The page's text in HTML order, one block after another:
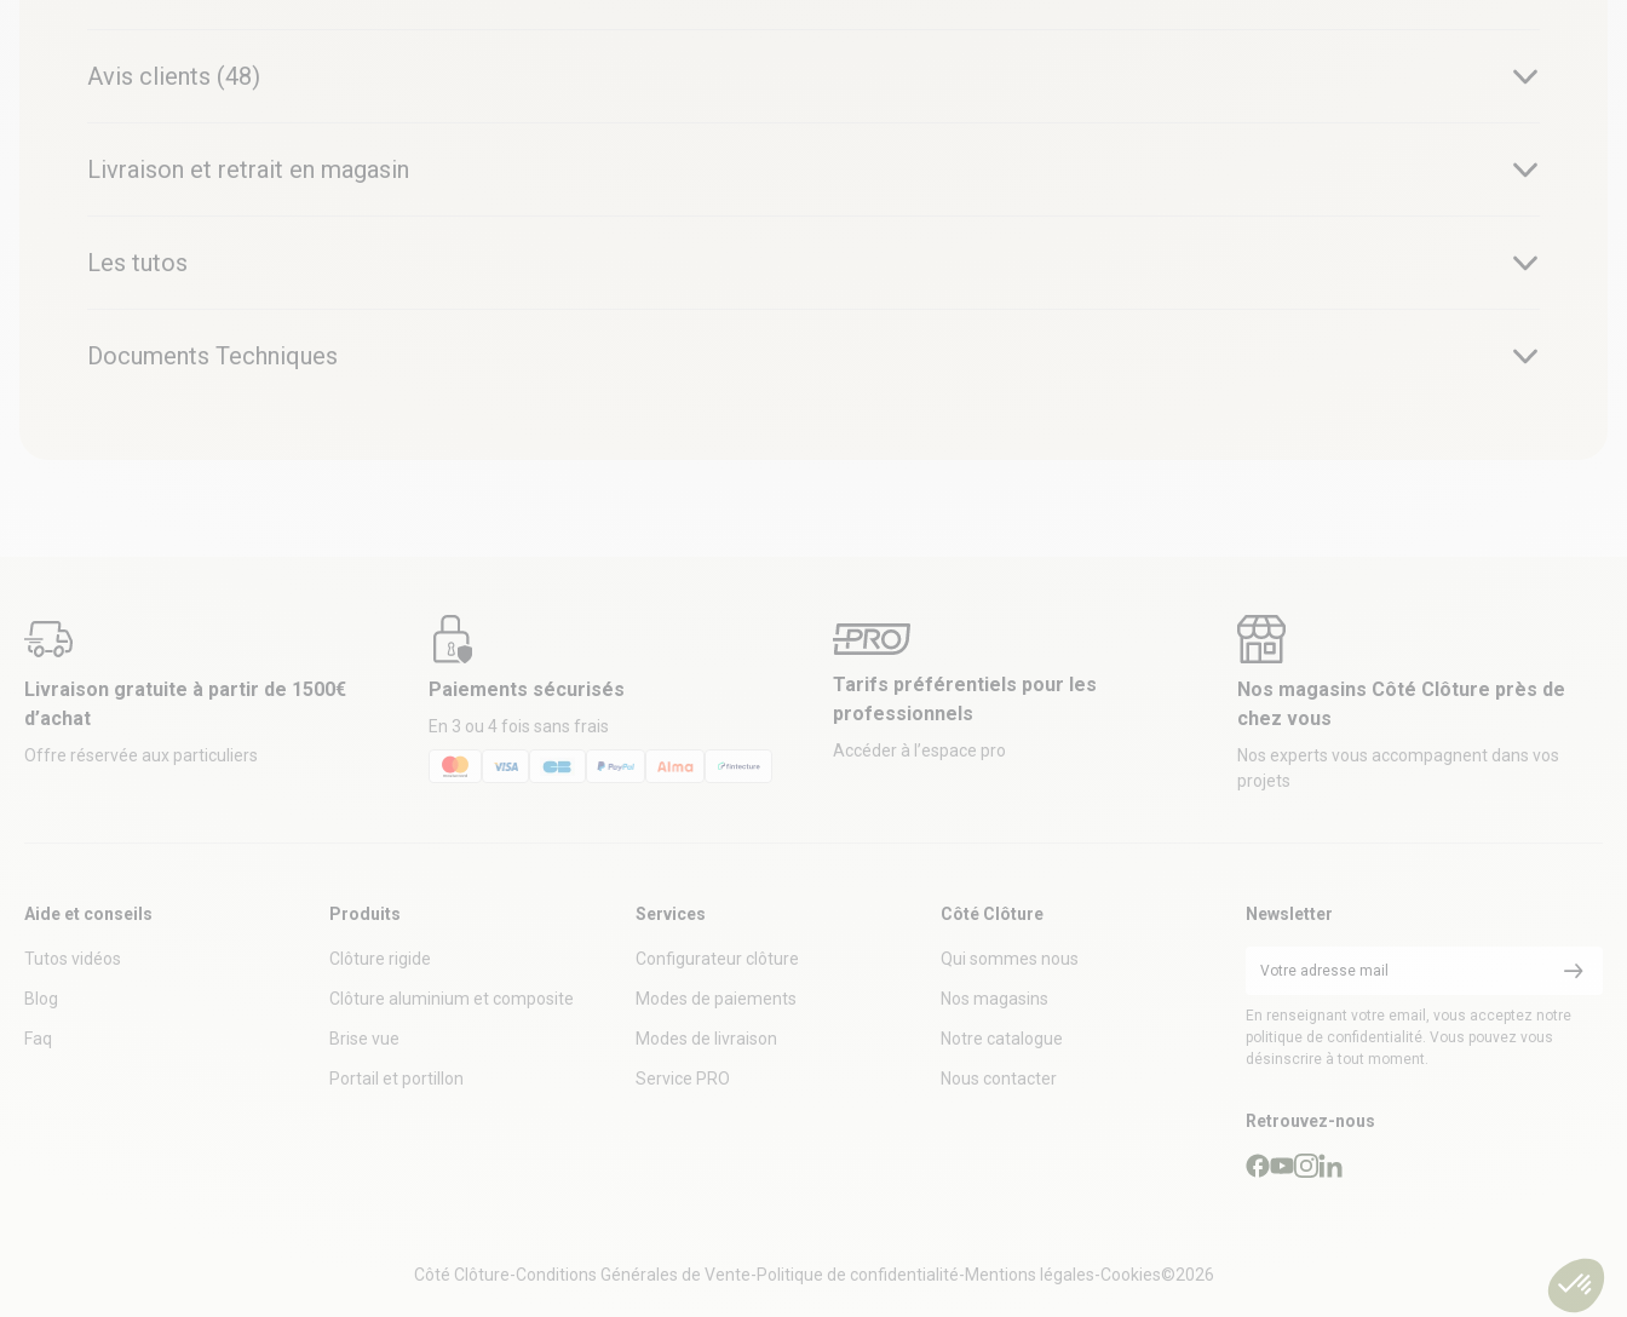
Avis clients (48)
Livraison et retrait en magasin
Les tutos
Documents Techniques
Livraison gratuite à partir de 1500€
d’achat
Offre réservée aux particuliers
Paiements sécurisés
En 3 ou 4 fois sans frais
Tarifs préférentiels pour les
professionnels
Accéder à l’espace pro
Nos magasins Côté Clôture près de
chez vous
Nos experts vous accompagnent dans vos
projets
Aide et conseils
Tutos vidéos
Blog
Faq
Produits
Clôture rigide
Clôture aluminium et composite
Brise vue
Portail et portillon
Services
Configurateur clôture
Modes de paiements
Modes de livraison
Service PRO
Côté Clôture
Qui sommes nous
Nos magasins
Notre catalogue
Nous contacter
Newsletter
En renseignant votre email, vous acceptez notre
politique de confidentialité. Vous pouvez vous
désinscrire à tout moment.
Retrouvez-nous
Côté Clôture-Conditions Générales de Vente-Politique de confidentialité-Mentions légales-Cookies©2026